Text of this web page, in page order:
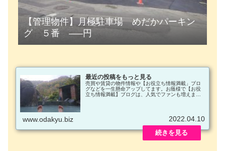
【管理物件】月極駐車場 めだかパーキン
グ ５番 —–円
最近の投稿をもっと見る
売買や賃貸の物件情報や【お役立ち情報満載」ブロ
グなどを一生懸命アップしてます。お蔭様で【お役
立ち情報満載】ブログは、人気でファンも増えまし
www.odakyu.biz 2022.04.10